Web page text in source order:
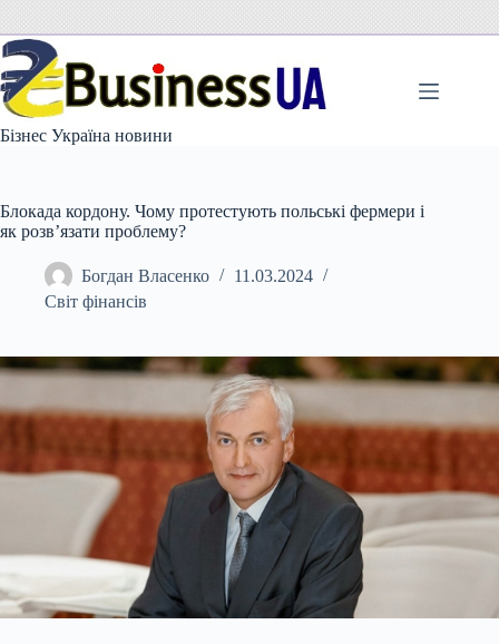
вмісту
Бізнес Україна новини
Блокада кордону. Чому протестують польські фермери і
як розв’язати проблему?
Богдан Власенко
11.03.2024
Світ фінансів